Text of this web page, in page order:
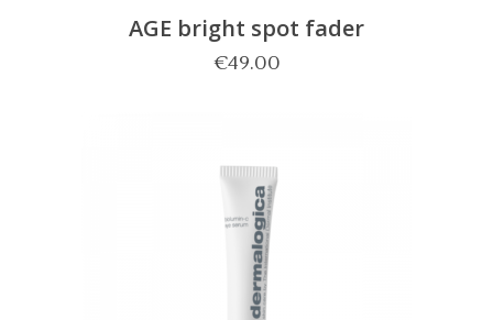
AGE bright spot fader
€49.00